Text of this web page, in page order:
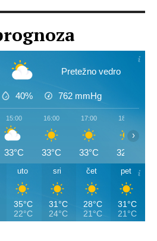
Pretežno vedro
40% 762 mmHg
15:00
33°C
16:00
33°C
17:00
33°C
18:00
32°C
›
uto
35°C
22°C
sri
31°C
24°C
čet
28°C
21°C
pet
31°C
21°C